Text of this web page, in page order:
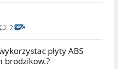
2
płyty ABS
brodzikow.?